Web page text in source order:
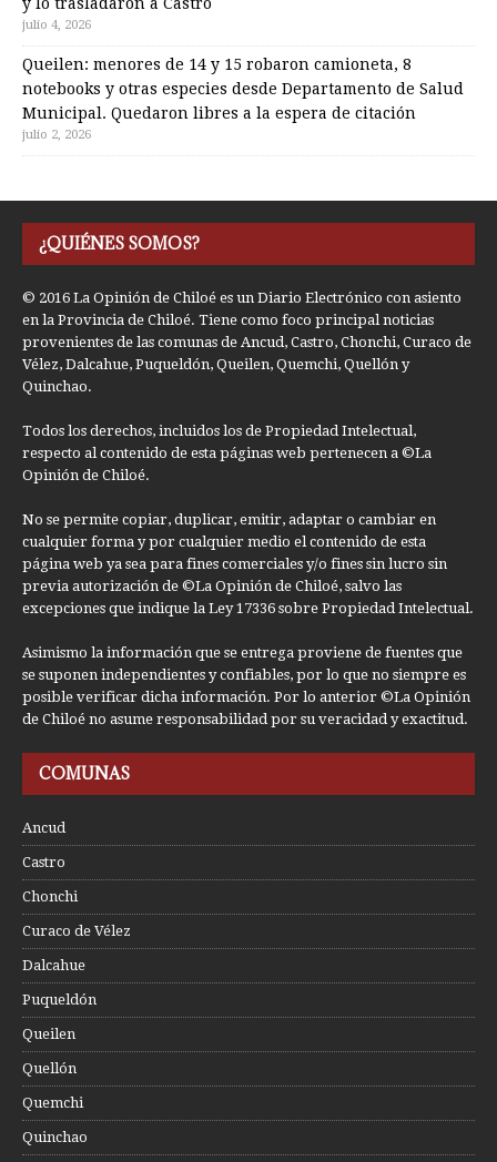
y lo trasladaron a Castro
julio 4, 2026
Queilen: menores de 14 y 15 robaron camioneta, 8
notebooks y otras especies desde Departamento de Salud
Municipal. Quedaron libres a la espera de citación
julio 2, 2026
¿QUIÉNES SOMOS?
© 2016 La Opinión de Chiloé es un Diario Electrónico con asiento
en la Provincia de Chiloé. Tiene como foco principal noticias
provenientes de las comunas de Ancud, Castro, Chonchi, Curaco de
Vélez, Dalcahue, Puqueldón, Queilen, Quemchi, Quellón y
Quinchao.
Todos los derechos, incluidos los de Propiedad Intelectual,
respecto al contenido de esta páginas web pertenecen a ©La
Opinión de Chiloé.
No se permite copiar, duplicar, emitir, adaptar o cambiar en
cualquier forma y por cualquier medio el contenido de esta
página web ya sea para fines comerciales y/o fines sin lucro sin
previa autorización de ©La Opinión de Chiloé, salvo las
excepciones que indique la Ley 17336 sobre Propiedad Intelectual.
Asimismo la información que se entrega proviene de fuentes que
se suponen independientes y confiables, por lo que no siempre es
posible verificar dicha información. Por lo anterior ©La Opinión
de Chiloé no asume responsabilidad por su veracidad y exactitud.
COMUNAS
Ancud
Castro
Chonchi
Curaco de Vélez
Dalcahue
Puqueldón
Queilen
Quellón
Quemchi
Quinchao